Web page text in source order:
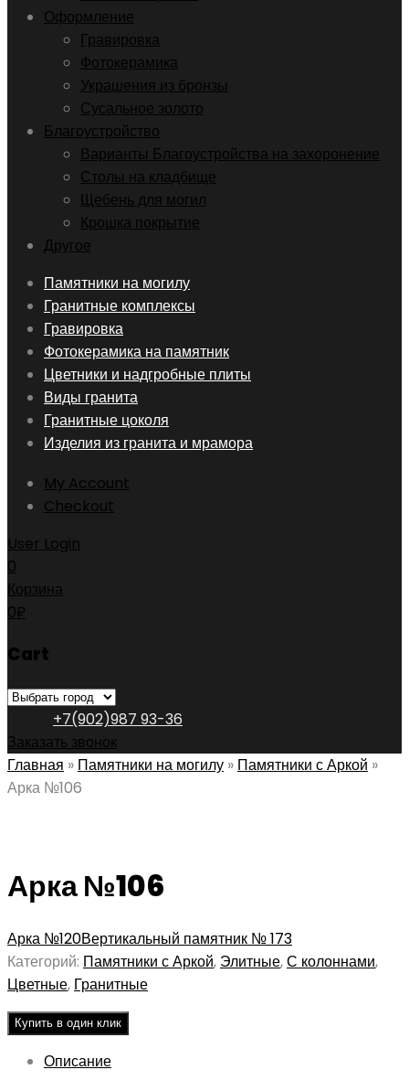
Оформление
Гравировка
Фотокерамика
Украшения из бронзы
Сусальное золото
Благоустройство
Варианты Благоустройства на захоронение
Столы на кладбище
Щебень для могил
Крошка покрытие
Другое
Skip
content
Памятники на могилу
Гранитные комплексы
Гравировка
Фотокерамика на памятник
Цветники и надгробные плиты
Виды гранита
Гранитные цоколя
Изделия из гранита и мрамора
My Account
Checkout
User Login
0
Корзина
0₽
Cart
+7(902)987 93-36
Заказать звонок
Главная » Памятники на могилу » Памятники с Аркой »
Арка №106
Арка №106
Арка №120Вертикальный памятник № 173
Категорий: Памятники с Аркой, Элитные,С колоннами,
Цветные, Гранитные
Купить в один клик
Описание